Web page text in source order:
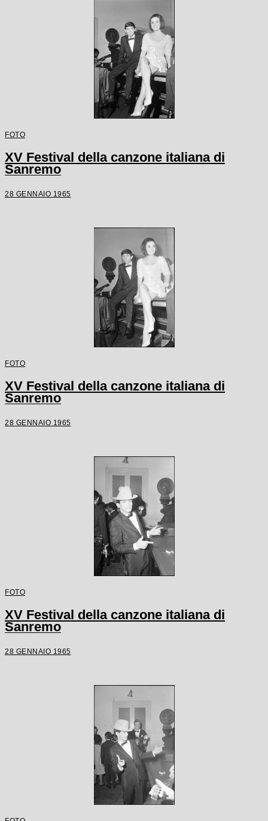
FOTO
XV Festival della canzone italiana di
Sanremo
28 GENNAIO 1965
FOTO
XV Festival della canzone italiana di
Sanremo
28 GENNAIO 1965
FOTO
XV Festival della canzone italiana di
Sanremo
28 GENNAIO 1965